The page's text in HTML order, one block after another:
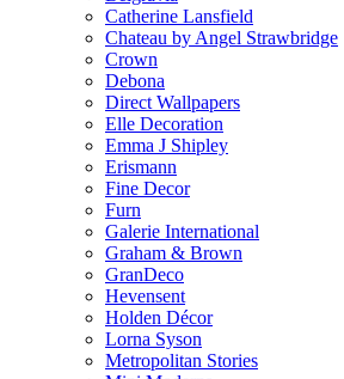
Catherine Lansfield
Chateau by Angel Strawbridge
Crown
Debona
Direct Wallpapers
Elle Decoration
Emma J Shipley
Erismann
Fine Decor
Furn
Galerie International
Graham & Brown
GranDeco
Hevensent
Holden Décor
Lorna Syson
Metropolitan Stories